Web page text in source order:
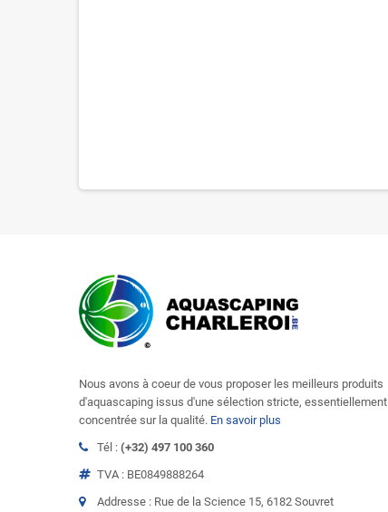
Nous avons à coeur de vous proposer les meilleurs produits
d'aquascaping issus d'une sélection stricte, essentiellement
concentrée sur la qualité. En savoir plus
Tél : (+32) 497 100 360
TVA : BE0849888264
Addresse : Rue de la Science 15, 6182 Souvret